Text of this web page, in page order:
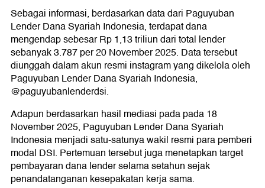
Sebagai informasi, berdasarkan data dari Paguyuban
Lender Dana Syariah Indonesia, terdapat dana
mengendap sebesar Rp 1,13 triliun dari total lender
sebanyak 3.787 per 20 November 2025. Data tersebut
diunggah dalam akun resmi instagram yang dikelola oleh
Paguyuban Lender Dana Syariah Indonesia,
@paguyubanlenderdsi.
Adapun berdasarkan hasil mediasi pada pada 18
November 2025, Paguyuban Lender Dana Syariah
Indonesia menjadi satu-satunya wakil resmi para pemberi
modal DSI. Pertemuan tersebut juga menetapkan target
pembayaran dana lender selama setahun sejak
penandatanganan kesepakatan kerja sama.